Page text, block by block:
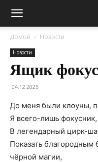
Домой Новости
Новости
Ящик
04.12.2025
До меня были клоуны,
Я всего-лишь
В легендарный цирк-
Показать благородным
чёрной магии,